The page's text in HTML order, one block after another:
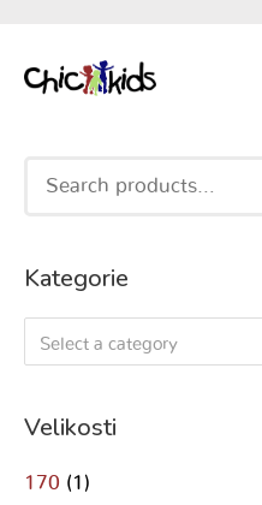
Search
Kategorie
Select a category
Velikosti
170 (1)